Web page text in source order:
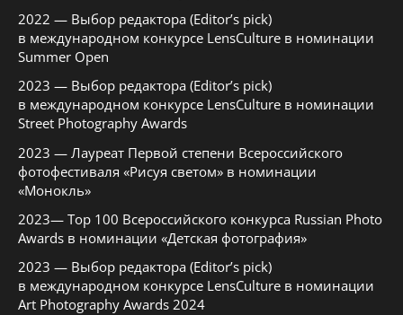
2022 — Выбор редактора (Editor’s pick)
в международном конкурсе LensCulture в номинации
Summer Open
2023 — Выбор редактора (Editor’s pick)
в международном конкурсе LensCulture в номинации
Street Photography Awards
2023 — Лауреат Первой степени Всероссийского
фотофестиваля «Рисуя светом» в номинации
«Монокль»
2023— Top 100 Всероссийского конкурса Russian Photo
Awards в номинации «Детская фотография»
2023 — Выбор редактора (Editor’s pick)
в международном конкурсе LensCulture в номинации
Art Photography Awards 2024